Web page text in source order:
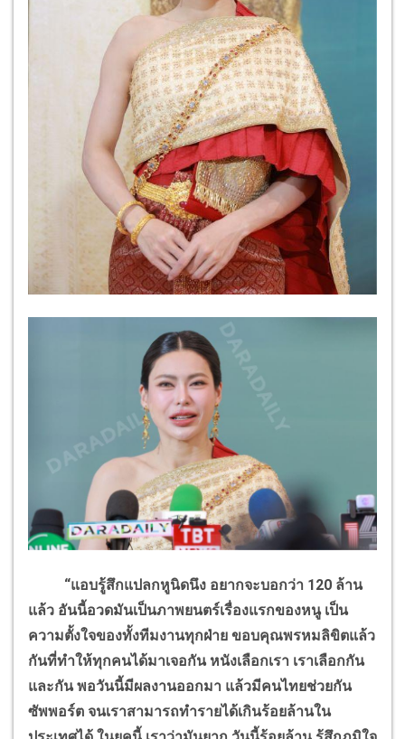
“แอบรู้สึกแปลกหูนิดนึง อยากจะบอกว่า 120 ล้าน
แล้ว อันนี้อวดมันเป็นภาพยนตร์เรื่องแรกของหนู เป็น
ความตั้งใจของทั้งทีมงานทุกฝ่าย ขอบคุณพรหมลิขิตแล้ว
กันที่ทำให้ทุกคนได้มาเจอกัน หนังเลือกเรา เราเลือกกัน
และกัน พอวันนี้มีผลงานออกมา แล้วมีคนไทยช่วยกัน
ซัพพอร์ต จนเราสามารถทำรายได้เกินร้อยล้านใน